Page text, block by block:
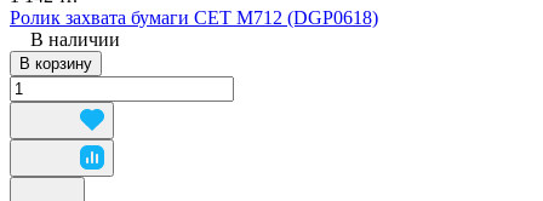
Ролик захвата бумаги CET M712 (DGP0618)
В наличии
В корзину